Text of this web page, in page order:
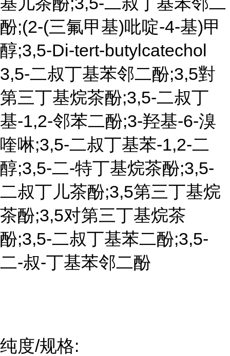
酚;(2-(三氟甲基)吡啶-4-基)甲
醇;3,5-Di-tert-butylcatechol
3,5-二叔丁基苯邻二酚;3,5對
第三丁基烷茶酚;3,5-二叔丁
基-1,2-邻苯二酚;3-羟基-6-溴
喹啉;3,5-二叔丁基苯-1,2-二
醇;3,5-二-特丁基烷茶酚;3,5-
二叔丁儿茶酚;3,5第三丁基烷
茶酚;3,5对第三丁基烷茶
酚;3,5-二叔丁基苯二酚;3,5-
二-叔-丁基苯邻二酚
纯度/规格: